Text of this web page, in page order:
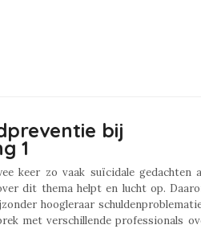
bij
1
keer zo vaak suïcidale gedachten
dit thema helpt en lucht op.
hoogleraar
met verschillende professionals